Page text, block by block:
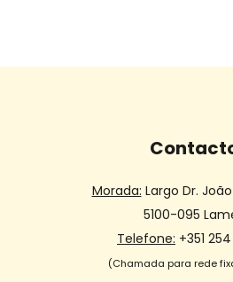
Morada: Largo Dr.
5100-095
Telefone: +351
(Chamada para rede